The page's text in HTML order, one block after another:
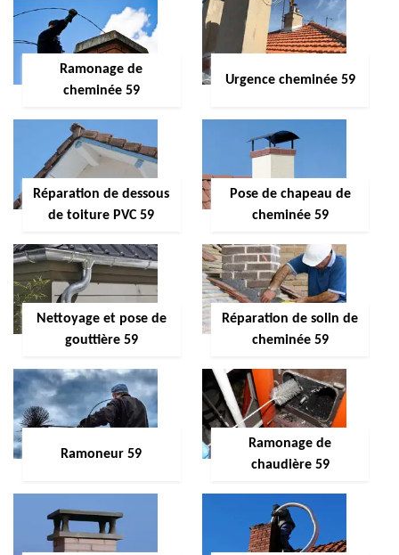
Ramonage de
cheminée 59
Urgence cheminée 59
Réparation de dessous
de toiture PVC 59
Pose de chapeau de
cheminée 59
Nettoyage et pose de
gouttière 59
Réparation de solin de
cheminée 59
Ramoneur 59
Ramonage de
chaudière 59